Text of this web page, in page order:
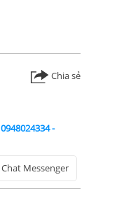
Chia sẻ
0948024334-
Chat Messenger